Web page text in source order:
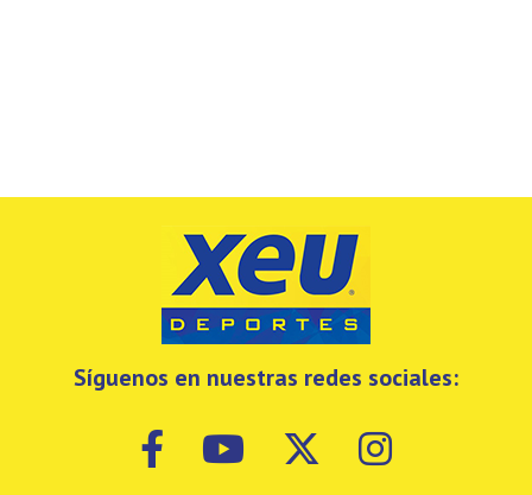
Síguenos en nuestras redes sociales: